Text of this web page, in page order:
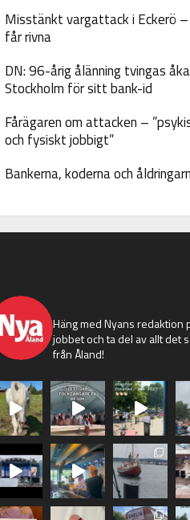
Misstänkt vargattack i Eckerö
får rivna
DN: 96-årig ålänning tvingas
Stockholm för sitt bank-id
Fårägaren om attacken –
och fysiskt jobbigt”
Bankerna, koderna och
Häng med Nyans redaktion
jobbet och ta del av allt det
från Åland!